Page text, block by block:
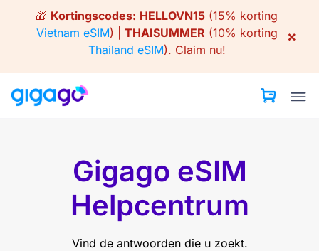
🎁 Kortingscodes: HELLOVN15 (15% korting
Vietnam eSIM) | THAISUMMER (10% korting
Thailand eSIM). Claim nu!
×
Gigago eSIM
Helpcentrum
Vind de antwoorden die u zoekt.